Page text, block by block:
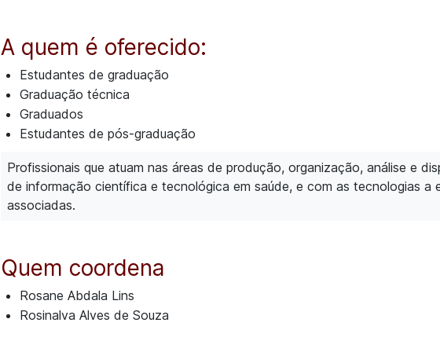
A quem é oferecido:
Estudantes de graduação
Graduação técnica
Graduados
Estudantes de pós-graduação
Profissionais que atuam nas áreas de produção, organização, análise e
de informação científica e tecnológica em saúde, e com as tecnologias a
associadas.
Quem coordena
Rosane Abdala Lins
Rosinalva Alves de Souza